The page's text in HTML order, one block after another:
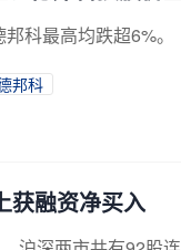
科最高均跌超6%。
邦科
获融资净买入